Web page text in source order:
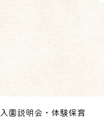
入園説明会・体験保育